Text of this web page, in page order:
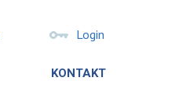
Login
KONTAKT